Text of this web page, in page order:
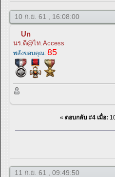
10 ก.ย. 61 , 16:08:00
Un
นร.ดี@ไท.Access
พลังขอบคุณ: 85
« ตอบกลับ #4 เมื่อ:
11 ก.ย. 61 , 09:49:50